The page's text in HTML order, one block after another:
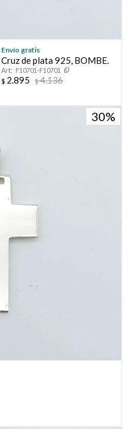
Envío gratis
Cruz de plata 925, BOMBE.
F10701-F10701
$ 2.895 $4.136
30